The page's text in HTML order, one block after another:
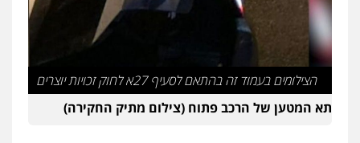
הצילומים בעמוד זה בהתאם לסעיף 27א לחוק זכויות יוצרים
תא המטען של הרכב פתוח (צילום מתיק החקירה)